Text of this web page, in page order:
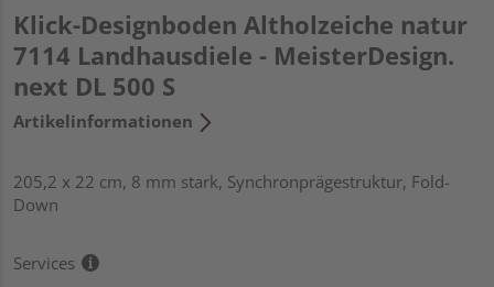
Klick-Designboden Altholzeiche natur
7114 Landhausdiele - MeisterDesign.
next DL 500 S
Artikelinformationen
205,2 x 22 cm, 8 mm stark, Synchronprägestruktur, Fold-
Down
Services